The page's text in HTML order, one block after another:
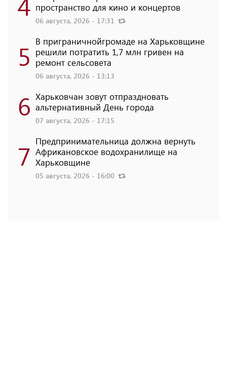
пространство для кино и концертов
06 августа, 2026 - 17:31
5 В приграничнойгромаде на Харьковщине
решили потратить 1,7 млн ​​гривен на
ремонт сельсовета
06 августа, 2026 - 13:13
6 Харьковчан зовут отпраздновать
альтернативный День города
07 августа, 2026 - 17:15
7 Предпринимательница должна вернуть
Африкановское водохранилище на
Харьковщине
05 августа, 2026 - 16:00